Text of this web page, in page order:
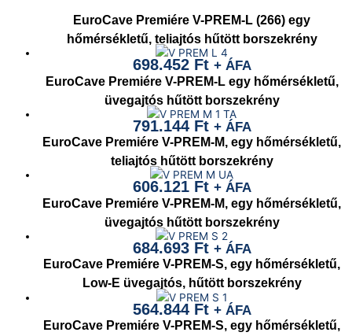
EuroCave Premiére V-PREM-L (266) egy
hőmérsékletű, teliajtós hűtött borszekrény
698.452 Ft + ÁFA
EuroCave Premiére V-PREM-L egy hőmérsékletű,
üvegajtós hűtött borszekrény
791.144 Ft + ÁFA
EuroCave Premiére V-PREM-M, egy hőmérsékletű,
teliajtós hűtött borszekrény
606.121 Ft + ÁFA
EuroCave Premiére V-PREM-M, egy hőmérsékletű,
üvegajtós hűtött borszekrény
684.693 Ft + ÁFA
EuroCave Premiére V-PREM-S, egy hőmérsékletű,
Low-E üvegajtós, hűtött borszekrény
564.844 Ft + ÁFA
EuroCave Premiére V-PREM-S, egy hőmérsékletű,